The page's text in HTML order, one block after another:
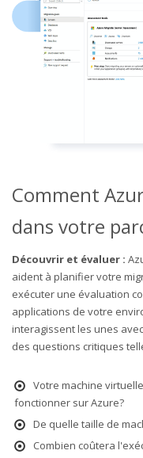
Comment
dans votre
Découvrir et évaluer :
aident à planifier votre
exécuter une évaluation
applications de votre
interagissent les unes
des questions critiques
Votre machine
fonctionner sur Azure?
De quelle taille de
Combien coûtera